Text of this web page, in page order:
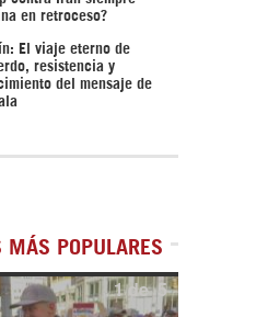
en retroceso?
El viaje eterno de
resistencia y
del mensaje de
MÁS POPULARES
1de5